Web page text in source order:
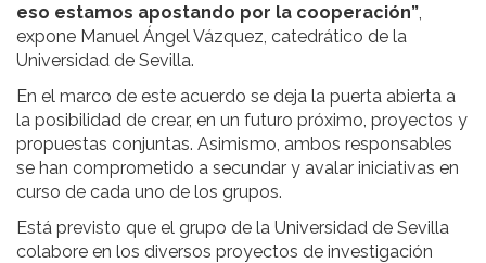
eso estamos apostando por la cooperación”,
expone Manuel Ángel Vázquez, catedrático de la
Universidad de Sevilla.
En el marco de este acuerdo se deja la puerta abierta a
la posibilidad de crear, en un futuro próximo, proyectos y
propuestas conjuntas. Asimismo, ambos responsables
se han comprometido a secundar y avalar iniciativas en
curso de cada uno de los grupos.
Está previsto que el grupo de la Universidad de Sevilla
colabore en los diversos proyectos de investigación